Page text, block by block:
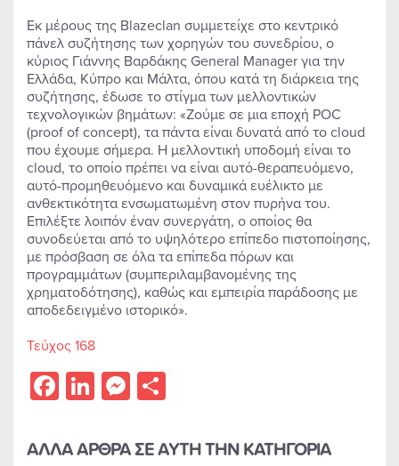
Εκ μέρους της Blazeclan συμμετείχε στο κεντρικό
πάνελ συζήτησης των χορηγών του συνεδρίου, ο
κύριος Γιάννης Βαρδάκης General Manager για την
Ελλάδα, Κύπρο και Μάλτα, όπου κατά τη διάρκεια της
συζήτησης, έδωσε το στίγμα των μελλοντικών
τεχνολογικών βημάτων: «Ζούμε σε μια εποχή POC
(proof of concept), τα πάντα είναι δυνατά από το cloud
που έχουμε σήμερα. Η μελλοντική υποδομή είναι το
cloud, το οποίο πρέπει να είναι αυτό-θεραπευόμενο,
αυτό-προμηθευόμενο και δυναμικά ευέλικτο με
ανθεκτικότητα ενσωματωμένη στον πυρήνα του.
Επιλέξτε λοιπόν έναν συνεργάτη, ο οποίος θα
συνοδεύεται από το υψηλότερο επίπεδο πιστοποίησης,
με πρόσβαση σε όλα τα επίπεδα πόρων και
προγραμμάτων (συμπεριλαμβανομένης της
χρηματοδότησης), καθώς και εμπειρία παράδοσης με
αποδεδειγμένο ιστορικό».
Τεύχος 168
Facebook
LinkedIn
Messenger
ΑΛΛΑ ΑΡΘΡΑ ΣΕ ΑΥΤΗ ΤΗΝ ΚΑΤΗΓΟΡΙΑ